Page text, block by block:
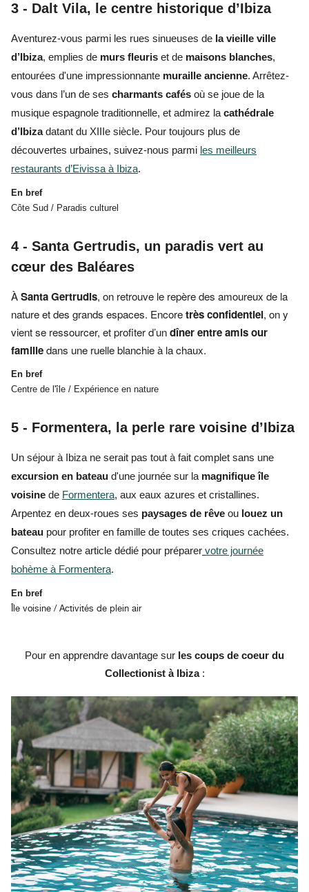
3 - Dalt Vila, le centre historique d’Ibiza
Aventurez-vous parmi les rues sinueuses de la vieille ville
d’Ibiza, emplies de murs fleuris et de maisons blanches,
entourées d'une impressionnante muraille ancienne. Arrêtez-
vous dans l’un de ses charmants cafés où se joue de la
musique espagnole traditionnelle, et admirez la cathédrale
d’Ibizadatant du XIIIe siècle. Pour toujours plus de
découvertes urbaines, suivez-nous parmi les meilleurs
restaurants d’Eivissa à Ibiza.
En bref
Côte Sud / Paradis culturel
4 - Santa Gertrudis, un paradis vert au
cœur des Baléares
ÀSanta Gertrudis, on retrouve le repère des amoureux de la
nature et des grands espaces. Encoretrès confidentiel, on y
vient se ressourcer, et profiter d’undîner entre amis our
familledans une ruelle blanchie à la chaux.
En bref
Centre de l'île / Expérience en nature
5 - Formentera, la perle rare voisine d’Ibiza
Un séjour à Ibiza ne serait pas tout à fait complet sans une
excursion en bateau d'une journée sur la magnifique île
voisine de Formentera, aux eaux azures et cristallines.
Arpentez en deux-roues ses paysages de rêve ou louez un
bateau pour profiter en famille de toutes ses criques cachées.
Consultez notre article dédié pour préparer votre journée
bohème à Formentera.
En bref
Île voisine / Activités de plein air
Pour en apprendre davantage sur les coups de coeur du
Collectionist à Ibiza :